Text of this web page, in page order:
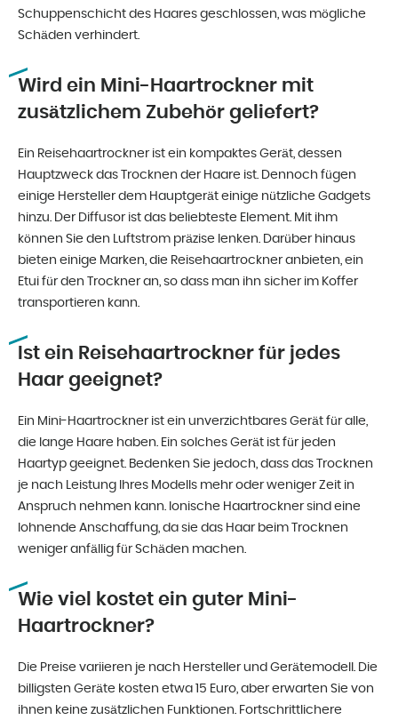
Schuppenschicht des Haares geschlossen, was mögliche
Schäden verhindert.
Wird ein Mini-Haartrockner mit
zusätzlichem Zubehör geliefert?
Ein Reisehaartrockner ist ein kompaktes Gerät, dessen
Hauptzweck das Trocknen der Haare ist. Dennoch fügen
einige Hersteller dem Hauptgerät einige nützliche Gadgets
hinzu. Der Diffusor ist das beliebteste Element. Mit ihm
können Sie den Luftstrom präzise lenken. Darüber hinaus
bieten einige Marken, die Reisehaartrockner anbieten, ein
Etui für den Trockner an, so dass man ihn sicher im Koffer
transportieren kann.
Ist ein Reisehaartrockner für jedes
Haar geeignet?
Ein Mini-Haartrockner ist ein unverzichtbares Gerät für alle,
die lange Haare haben. Ein solches Gerät ist für jeden
Haartyp geeignet. Bedenken Sie jedoch, dass das Trocknen
je nach Leistung Ihres Modells mehr oder weniger Zeit in
Anspruch nehmen kann. Ionische Haartrockner sind eine
lohnende Anschaffung, da sie das Haar beim Trocknen
weniger anfällig für Schäden machen.
Wie viel kostet ein guter Mini-
Haartrockner?
Die Preise variieren je nach Hersteller und Gerätemodell. Die
billigsten Geräte kosten etwa 15 Euro, aber erwarten Sie von
ihnen keine zusätzlichen Funktionen. Fortschrittlichere